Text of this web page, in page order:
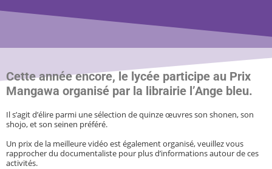
Cette année encore, le lycée participe au Prix
Mangawa organisé par la librairie l’Ange bleu.
Il s’agit d’élire parmi une sélection de quinze œuvres son shonen, son
shojo, et son seinen préféré.
Un prix de la meilleure vidéo est également organisé, veuillez vous
rapprocher du documentaliste pour plus d’informations autour de ces
activités.